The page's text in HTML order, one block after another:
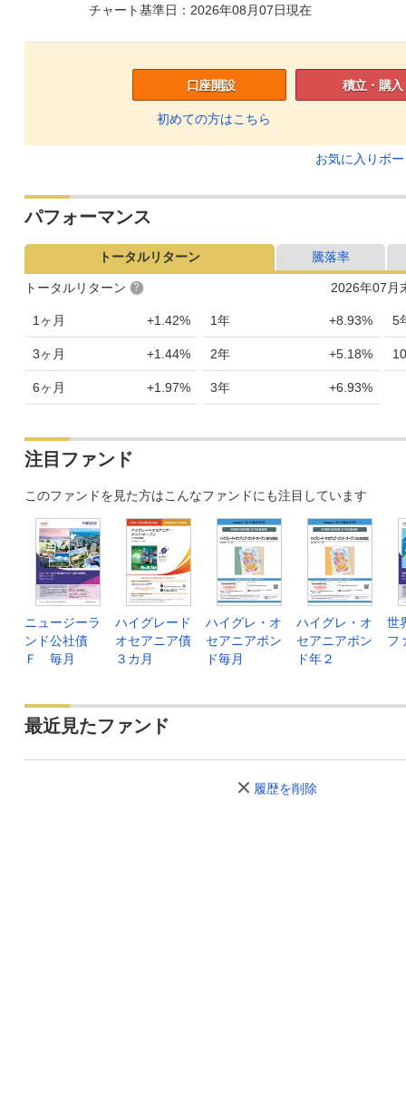
チャート基準日：2026年08月07日現在
口座開設
初めての方はこちら
積立・購入
お気に入りボ
パフォーマンス
トータルリターン 騰落率
2026年07月
トータルリターン
1ヶ月 +1.42%
3ヶ月 +1.44%
6ヶ月 +1.97%
1年 +8.93%
2年 +5.18%
3年 +6.93%
5
注目ファンド
このファンドを見た方はこんなファンドにも注目しています
ニュージーラ
ンド公社債
Ｆ 毎月
ハイグレード
オセアニア債
３カ月
ハイグレ・オ
セアニアボン
ド毎月
ハイグレ・オ
セアニアボン
ド年２
世
フ
最近見たファンド
履歴を削除